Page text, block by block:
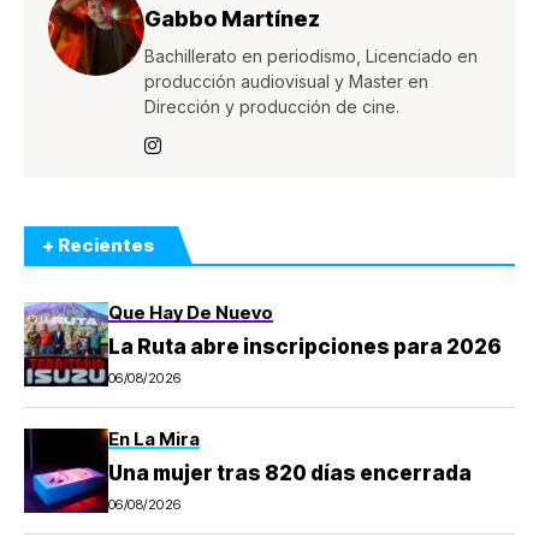
Gabbo Martínez
Bachillerato en periodismo, Licenciado en
producción audiovisual y Master en
Dirección y producción de cine.
+ Recientes
Que Hay De Nuevo
La Ruta abre inscripciones para 2026
06/08/2026
En La Mira
Una mujer tras 820 días encerrada
06/08/2026